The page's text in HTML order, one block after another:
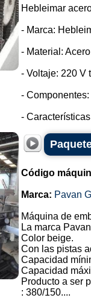
Hebleimar
- Marca:
- Material:
- Voltaje: 220 V
-
-
Código
Marca: Pavan
Máquina de
La marca
Color beige.
Con las pistas
Capacidad
Capacidad
Producto a ser
: 380/150....